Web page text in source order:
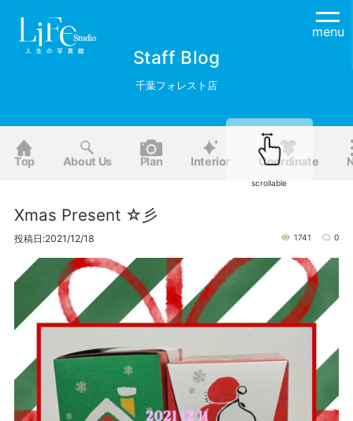
menu
Staff Blog
千葉フォレスト店
Top About Us Plan Interior Coordinate
scrollable
Xmas Present ☆彡
投稿日:2021/12/18 1741 0